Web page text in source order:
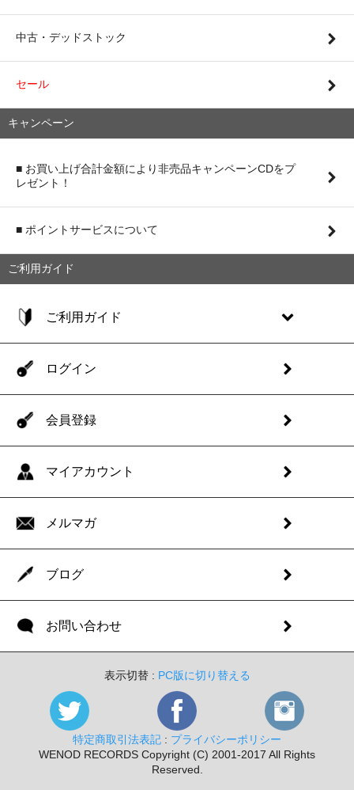
中古・デッドストック
セール
キャンペーン
■ お買い上げ合計金額により非売品キャンペーンCDをプ
レゼント！
■ ポイントサービスについて
ご利用ガイド
ご利用ガイド
ログイン
会員登録
マイアカウント
メルマガ
ブログ
お問い合わせ
表示切替 : PC版に切り替える
特定商取引法表記 : プライバシーポリシー
WENOD RECORDS Copyright (C) 2001-2017 All Rights
Reserved.